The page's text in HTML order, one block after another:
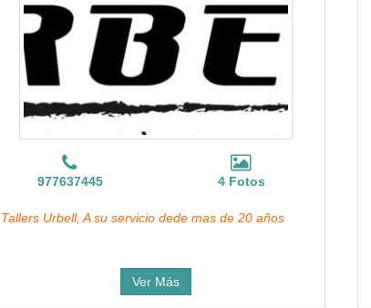
977637445 4 Fotos
Tallers Urbell, A su servicio dede mas de 20 años
Ver Más